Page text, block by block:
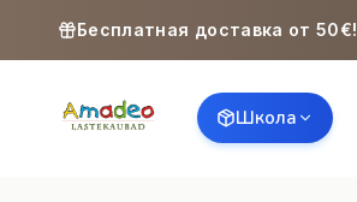
Бесплатная доставка от 50€!
Школа